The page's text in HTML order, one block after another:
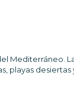
Mediterráneo.
playas